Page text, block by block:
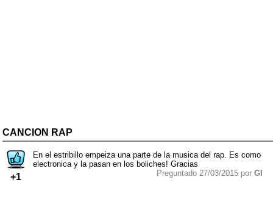
CANCION RAP
+1
En el estribillo empeiza una parte de la musica del rap. Es como
electronica y la pasan en los boliches! Gracias
Preguntado 27/03/2015 por GI